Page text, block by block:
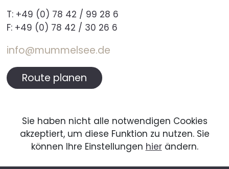
T: +49 (0) 78 42 / 99 28 6
F: +49 (0) 78 42 / 30 26 6
info@mummelsee.de
Route planen
Sie haben nicht alle notwendigen Cookies
akzeptiert, um diese Funktion zu nutzen. Sie
können Ihre Einstellungen hierändern.